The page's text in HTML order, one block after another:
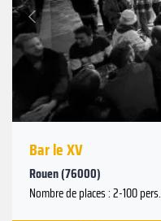
Précédent
Bar le XV
Rouen (76000)
Nombre de places : 2-100 pers.